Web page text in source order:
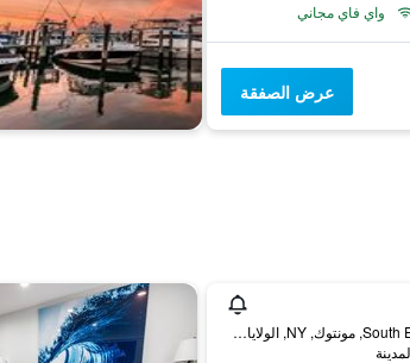
واي فاي مجاني
عرض الصفقة
107 South Emerson Avenue, مونتوك, NY, الولايات المتحدة الأميريكية